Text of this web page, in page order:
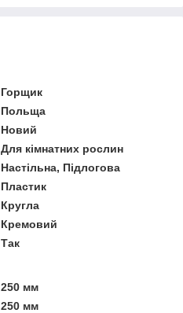
Горщик
Польща
Новий
Для кімнатних рослин
Настільна, Підлогова
Пластик
Кругла
Кремовий
Так
250 мм
250 мм